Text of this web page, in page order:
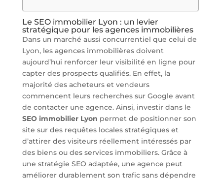
Le SEO immobilier Lyon : un levier
stratégique pour les agences immobilières
Dans un marché aussi concurrentiel que celui de
Lyon, les agences immobilières doivent
aujourd’hui renforcer leur visibilité en ligne pour
capter des prospects qualifiés. En effet, la
majorité des acheteurs et vendeurs
commencent leurs recherches sur Google avant
de contacter une agence. Ainsi, investir dans le
SEO immobilier Lyon permet de positionner son
site sur des requêtes locales stratégiques et
d’attirer des visiteurs réellement intéressés par
des biens ou des services immobiliers. Grâce à
une stratégie SEO adaptée, une agence peut
améliorer durablement son trafic sans dépendre